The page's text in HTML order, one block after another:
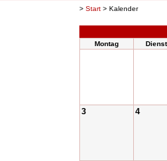
> Start > Kalender
Montag
3 4